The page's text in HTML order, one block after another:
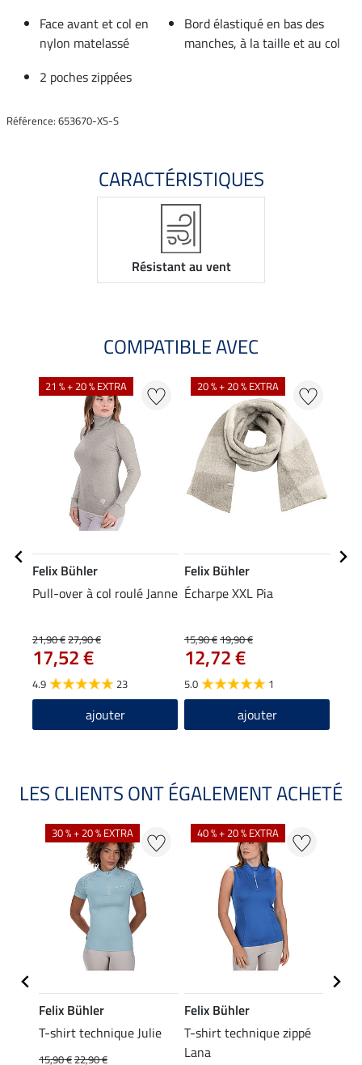
Face avant et col en
nylon matelassé
Bord élastiqué en bas des
manches, à la taille et au col
2 poches zippées
Référence: 653670-XS-S
CARACTÉRISTIQUES
Résistant au vent
COMPATIBLE AVEC
21 % + 20 % EXTRA
Felix Bühler
Pull-over à col roulé Janne
21,90 €27,90 €
17,52 €
4.9 23
ajouter
20 % + 20 % EXTRA
Felix Bühler
Écharpe XXL Pia
15,90 €19,90 €
12,72 €
5.0 1
ajouter
LES CLIENTS ONT ÉGALEMENT ACHETÉ
30 % + 20 % EXTRA
Felix Bühler
T-shirt technique Julie
15,90 €22,90 €
40 % + 20 % EXTRA
Felix Bühler
T-shirt technique zippé
Lana